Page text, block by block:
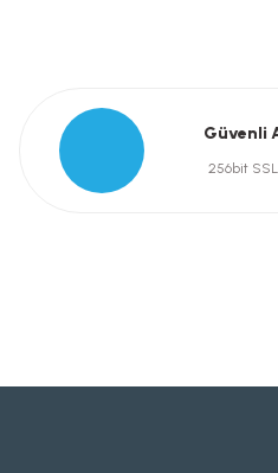
Güvenli
256bit SSL